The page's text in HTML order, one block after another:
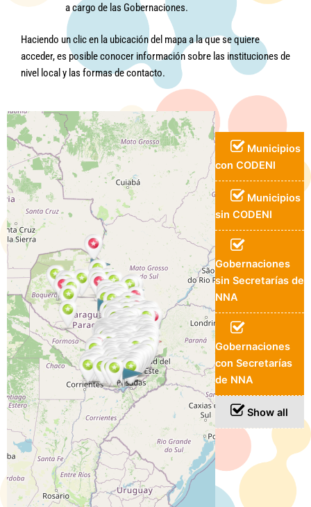
a cargo de las Gobernaciones.
Haciendo un clic en la ubicación del mapa a la que se quiere
acceder, es posible conocer información sobre las instituciones de
nivel local y las formas de contacto.
Municipios
con CODENI
Municipios
sin CODENI
Gobernaciones
sin Secretarías de
NNA
Gobernaciones
con Secretarías
de NNA
Show all